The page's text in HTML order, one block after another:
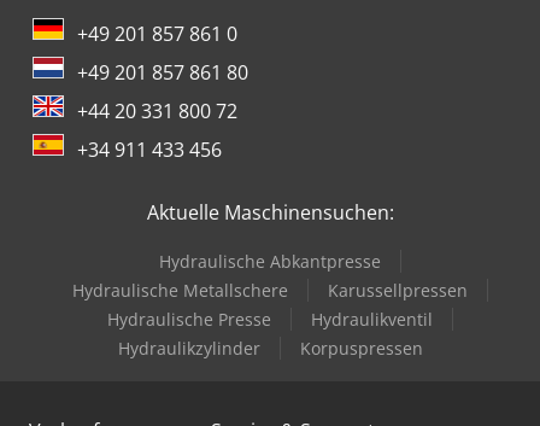
+49 201 857 861 0
+49 201 857 861 80
+44 20 331 800 72
+34 911 433 456
Aktuelle Maschinensuchen:
Hydraulische Abkantpresse
Hydraulische Metallschere
Karussellpressen
Hydraulische Presse
Hydraulikventil
Hydraulikzylinder
Korpuspressen